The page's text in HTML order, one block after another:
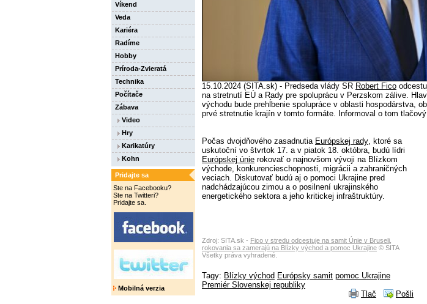
Víkend
Veda
Kariéra
Radíme
Hobby
Príroda-Zvieratá
Technika
Počítače
Zábava
Video
Hry
Karikatúry
Kohn
Pridajte sa
Ste na Facebooku?
Ste na Twitteri?
Pridajte sa.
Mobilná verzia
15.10.2024 (SITA.sk) - Predseda vlády SR Robert Fico
na stretnutí EÚ a Rady pre spoluprácu v Perzskom zálive.
východu bude prehĺbenie spolupráce v oblasti hospodárstva,
prvé stretnutie krajín v tomto formáte. Informoval o tom
Počas dvojdňového zasadnutia Európskej rady, ktoré sa
uskutoční vo štvrtok 17. a v piatok 18. októbra, budú lídri
Európskej únie rokovať o najnovšom vývoji na Blízkom
východe, konkurencieschopnosti, migrácii a zahraničných
veciach. Diskutovať budú aj o pomoci Ukrajine pred
nadchádzajúcou zimou a o posilnení ukrajinského
energetického sektora a jeho kritickej infraštruktúry.
Zdroj: SITA.sk - Fico v stredu odcestuje na samit Únie v Bruseli,
rokovania sa zamerajú na Blízky východ a pomoc Ukrajine © SITA
Všetky práva vyhradené.
Tagy: Blízky východ Európsky samit pomoc Ukrajine
Premiér Slovenskej republiky
Tlač
Pošli